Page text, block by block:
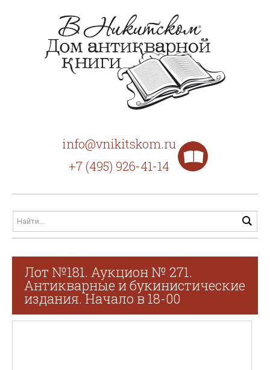
info@vnikitskom.ru
+7 (495) 926-41-14
Лот №181. Аукцион № 271.
Антикварные и букинистические
издания. Начало в 18-00